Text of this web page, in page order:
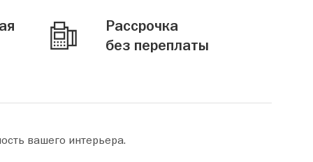
Рассрочка
без переплаты
вашего интерьера.